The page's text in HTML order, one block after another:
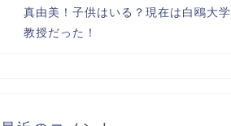
真由美！子供はいる？現在は白鴎大学
教授だった！